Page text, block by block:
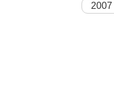
2007